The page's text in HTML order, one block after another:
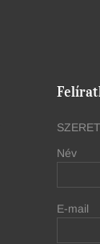
Név
E-mail